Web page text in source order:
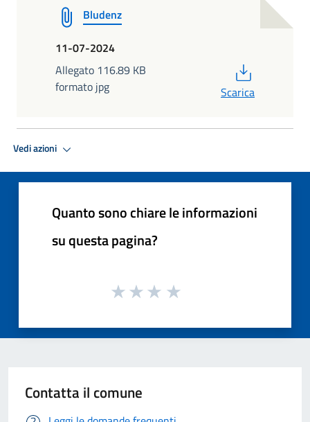
Bludenz
11-07-2024
Allegato 116.89 KB
formato jpg
Scarica
Vedi azioni
Quanto sono chiare le informazioni
su questa pagina?
Contatta il comune